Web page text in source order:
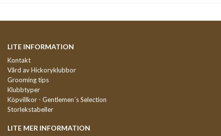
LITE INFORMATION
Kontakt
Vård av Hickoryklubbor
Grooming tips
Klubbtyper
Köpvillkor - Gentlemen´s Selection
Storlekstabeller
LITE MER INFORMATION